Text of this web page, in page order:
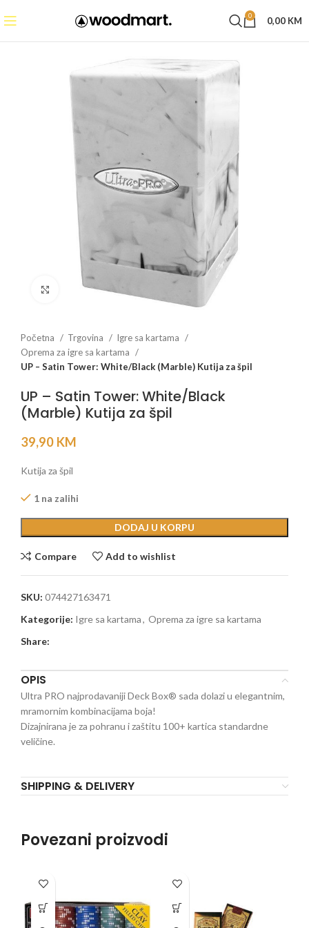
0 0,00 KM
Click to enlarge
Početna Trgovina
Igre sa kartama
Oprema za igre sa kartama
UP – Satin Tower: White/Black (Marble) Kutija za špil
UP – Satin Tower: White/Black
(Marble) Kutija za špil
39,90 KM
Kutija za špil
1 na zalihi
DODAJ U KORPU
Compare Add to wishlist
SKU: 074427163471
Kategorije: Igre sa kartama, Oprema za igre sa kartama
Share:
OPIS
Ultra PRO najprodavaniji Deck Box® sada dolazi u elegantnim,
mramornim kombinacijama boja!
Dizajnirana je za pohranu i zaštitu 100+ kartica standardne
veličine.
SHIPPING & DELIVERY
Povezani proizvodi